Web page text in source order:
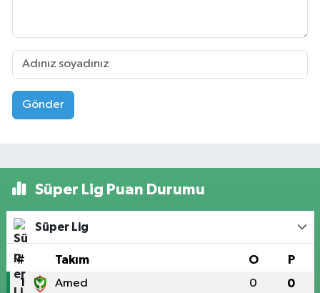
Gönder
Süper Lig Puan Durumu
Süper Lig
# Takım O P
1 Amed 0 0